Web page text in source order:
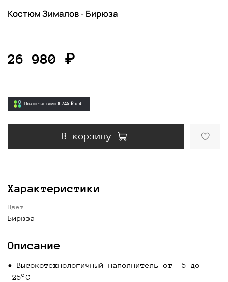
Костюм Зималов - Бирюза
26 980 ₽
Плати частями 6 745 ₽ x 4
В корзину
Характеристики
Цвет
Бирюза
Описание
• Высокотехнологичный наполнитель от -5 до
-25°С